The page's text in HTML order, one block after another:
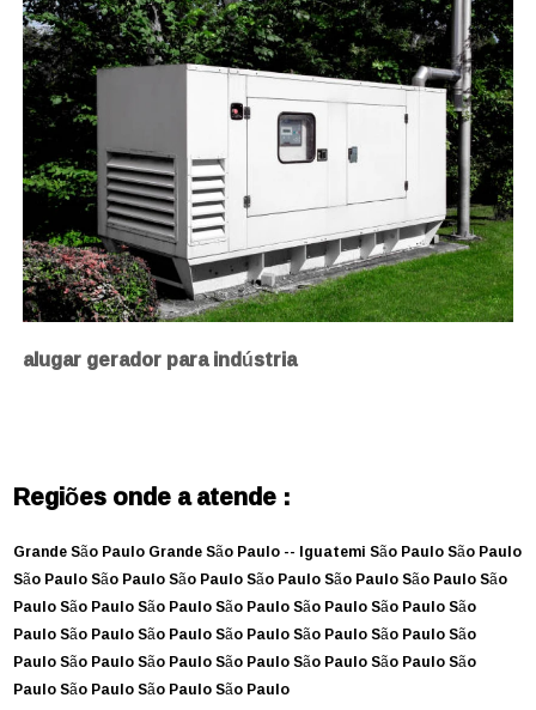
alugar gerador para indústria
Regiões onde a atende :
Grande São PauloGrande São Paulo -- IguatemiSão PauloSão Paulo
São PauloSão PauloSão PauloSão PauloSão PauloSão PauloSão
PauloSão PauloSão PauloSão PauloSão PauloSão PauloSão
PauloSão PauloSão PauloSão PauloSão PauloSão PauloSão
PauloSão PauloSão PauloSão PauloSão PauloSão PauloSão
PauloSão PauloSão PauloSão Paulo